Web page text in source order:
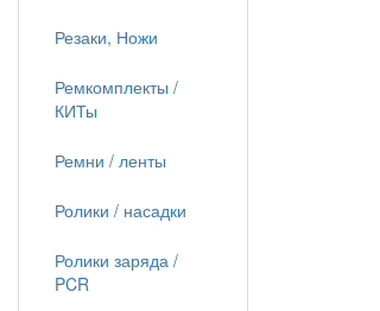
Резаки, Ножи
Ремкомплекты /
КИТы
Ремни / ленты
Ролики / насадки
Ролики заряда /
PCR